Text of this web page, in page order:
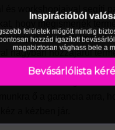
és workshopjaival segíti
hogy megismerjék
módjait. Szakértelmével
nagyban hozzájárul
és bemutatja, hogy
valóban különleges és
ő a garancia arra,
a kézben jár.
Inspirációból
felületek mögött mindig
hozzád igazított
magabiztosan vághass bele a
Bevásárlólista